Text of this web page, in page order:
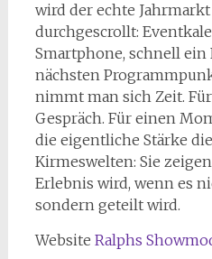
wird der echte
durchgescrollt:
Smartphone, schnell ein
nächsten
nimmt man sich Zeit.
Gespräch. Für einen
die eigentliche Stärke
Kirmeswelten: Sie
Erlebnis wird, wenn es
sondern geteilt wird.
Website Ralphs